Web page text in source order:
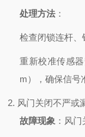
处理方法 ：
检查闭锁连杆、
重新校准传感
m），确保信号
2. 风门关闭不严或
故障现象 ：风